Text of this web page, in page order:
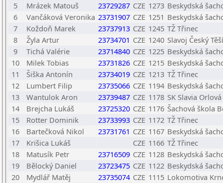
5
Mrázek Matouš 23729287 CZE 1273 Beskydská
6
Vančáková Veronika 23731907 CZE 1251 Beskydská
7
Koždoň Marek 23737913 CZE 1245 TŽ Třinec
8
Žyla Artur 23734701 CZE 1240 Slavoj Český
9
Tichá Valérie 23714840 CZE 1225 Beskydská
10
Milek Tobias 23731826 CZE 1215 Beskydská
11
Šiška Antonín 23734019 CZE 1213 TŽ Třinec
12
Lumbert Filip 23735066 CZE 1194 Beskydská
13
Wantulok Aron 23739487 CZE 1178 SK Slavia Orlová
14
Brejcha Lukáš 23725320 CZE 1176 Šachová škola
15
Rotter Dominik 23733993 CZE 1172 TŽ Třinec
16
Bartečková Nikol 23731761 CZE 1167 Beskydská
17
Krišica Lukáš CZE 1166 TŽ Třinec
18
Matusík Petr 23716509 CZE 1128 Beskydská
19
Bělocký Daniel 23723475 CZE 1122 Beskydská
20
Mydlář Matěj 23735074 CZE 1115 Lokomotiva